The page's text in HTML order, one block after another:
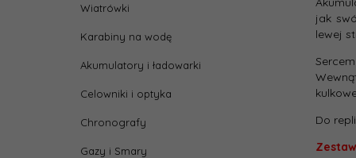
Wiatrówki
Karabiny na wodę
Akumulatory i ładowarki
Celowniki i optyka
Chronografy
Gazy i Smary
jak
lewej
Do